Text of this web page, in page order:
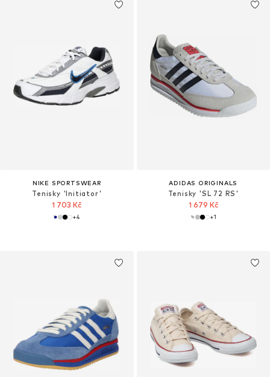
NIKE SPORTSWEAR
Tenisky 'Initiator'
1 703 Kč
+4
ADIDAS ORIGINALS
Tenisky 'SL 72 RS'
1 679 Kč
+1